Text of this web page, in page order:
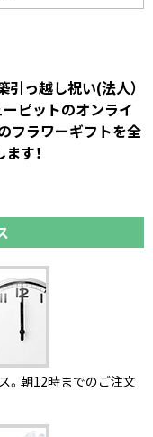
引っ越し祝い(法人）
ピットのオンライ
フラワーギフトを全
す！
。朝12時までのご注文